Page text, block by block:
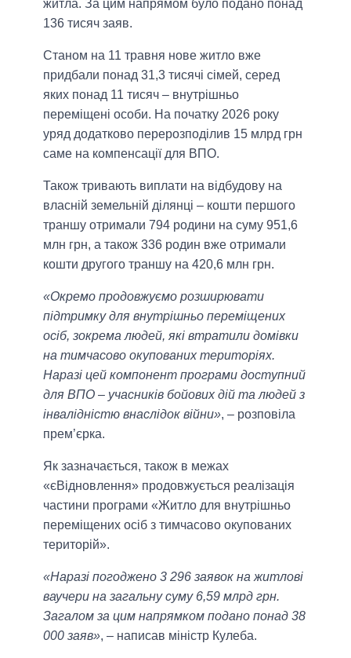
житла. За цим напрямом було подано понад
136 тисяч заяв.
Станом на 11 травня нове житло вже
придбали понад 31,3 тисячі сімей, серед
яких понад 11 тисяч – внутрішньо
переміщені особи. На початку 2026 року
уряд додатково перерозподілив 15 млрд грн
саме на компенсації для ВПО.
Також тривають виплати на відбудову на
власній земельній ділянці – кошти першого
траншу отримали 794 родини на суму 951,6
млн грн, а також 336 родин вже отримали
кошти другого траншу на 420,6 млн грн.
«Окремо продовжуємо розширювати
підтримку для внутрішньо переміщених
осіб, зокрема людей, які втратили домівки
на тимчасово окупованих територіях.
Наразі цей компонент програми доступний
для ВПО – учасників бойових дій та людей з
інвалідністю внаслідок війни», – розповіла
прем’єрка.
Як зазначається, також в межах
«єВідновлення» продовжується реалізація
частини програми «Житло для внутрішньо
переміщених осіб з тимчасово окупованих
територій».
«Наразі погоджено 3 296 заявок на житлові
ваучери на загальну суму 6,59 млрд грн.
Загалом за цим напрямком подано понад 38
000 заяв», – написав міністр Кулеба.